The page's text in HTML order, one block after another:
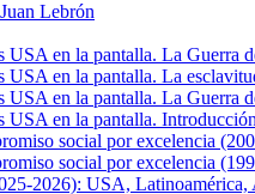
Lebrón
en la pantalla. La Guerra
USA en la pantalla. La
en la pantalla. La Guerra
USA en la pantalla.
social por excelencia
social por excelencia
2026): USA,